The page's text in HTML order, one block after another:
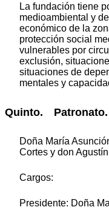
La fundación tiene
medioambiental y
económico de la
protección social
vulnerables por
exclusión,
situaciones de
mentales y
Quinto. Patronato.
Doña María
Cortes y don
Cargos:
Presidente: Doña